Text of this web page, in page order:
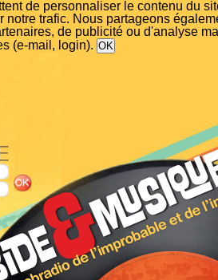
de personnaliser le contenu du
notre trafic. Nous partageons
de publicité ou d'analyse
(e-mail, login).